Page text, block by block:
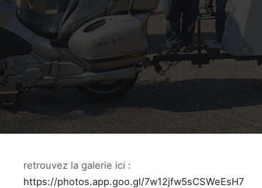
retrouvez la galerie ici :
https://photos.app.goo.gl/7w12jfw5sCSWeEsH7